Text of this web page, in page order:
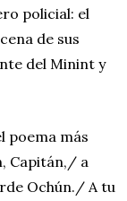
policial: el
de sus
del Minint y
poema más
Capitán,/ a
Ochún./ A tu